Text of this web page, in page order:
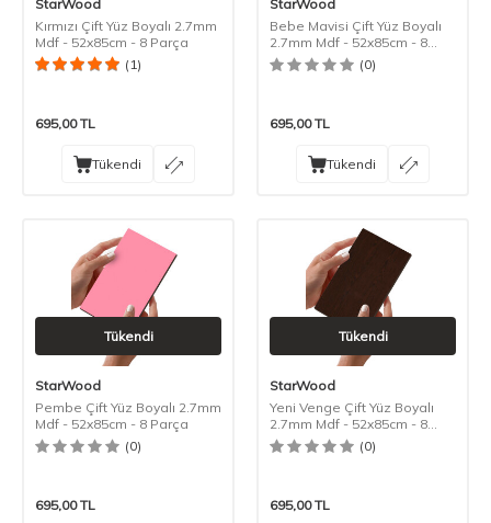
StarWood
Kırmızı Çift Yüz Boyalı 2.7mm
Mdf - 52x85cm - 8 Parça
(1)
695,00TL
Tükendi
StarWood
Bebe Mavisi Çift Yüz Boyalı
2.7mm Mdf - 52x85cm - 8
Parça
(0)
695,00TL
Tükendi
Tükendi
StarWood
Pembe Çift Yüz Boyalı 2.7mm
Mdf - 52x85cm - 8 Parça
(0)
695,00TL
Tükendi
StarWood
Yeni Venge Çift Yüz Boyalı
2.7mm Mdf - 52x85cm - 8
Parça
(0)
695,00TL